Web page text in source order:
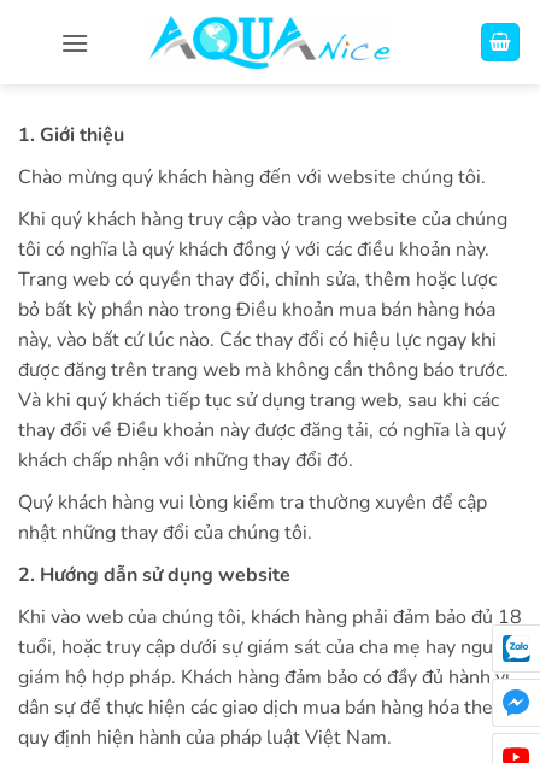
1. Giới thiệu
Chào mừng quý khách hàng đến với website chúng tôi.
Khi quý khách hàng truy cập vào trang website của chúng
tôi có nghĩa là quý khách đồng ý với các điều khoản này.
Trang web có quyền thay đổi, chỉnh sửa, thêm hoặc lược
bỏ bất kỳ phần nào trong Điều khoản mua bán hàng hóa
này, vào bất cứ lúc nào. Các thay đổi có hiệu lực ngay khi
được đăng trên trang web mà không cần thông báo trước.
Và khi quý khách tiếp tục sử dụng trang web, sau khi các
thay đổi về Điều khoản này được đăng tải, có nghĩa là quý
khách chấp nhận với những thay đổi đó.
Quý khách hàng vui lòng kiểm tra thường xuyên để cập
nhật những thay đổi của chúng tôi.
2. Hướng dẫn sử dụng website
Khi vào web của chúng tôi, khách hàng phải đảm bảo đủ 18
tuổi, hoặc truy cập dưới sự giám sát của cha mẹ hay người
giám hộ hợp pháp. Khách hàng đảm bảo có đầy đủ hành vi
dân sự để thực hiện các giao dịch mua bán hàng hóa theo
quy định hiện hành của pháp luật Việt Nam.